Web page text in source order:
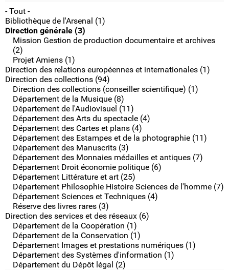
- Tout -
Bibliothèque de l'Arsenal (1)
Direction générale (3)
Mission Gestion de production documentaire et archives
(2)
Projet Amiens (1)
Direction des relations européennes et internationales (1)
Direction des collections (94)
Direction des collections (conseiller scientifique) (1)
Département de la Musique (8)
Département de l'Audiovisuel (11)
Département des Arts du spectacle (4)
Département des Cartes et plans (4)
Département des Estampes et de la photographie (11)
Département des Manuscrits (3)
Département des Monnaies médailles et antiques (7)
Département Droit économie politique (6)
Département Littérature et art (25)
Département Philosophie Histoire Sciences de l'homme (7)
Département Sciences et Techniques (4)
Réserve des livres rares (3)
Direction des services et des réseaux (6)
Département de la Coopération (1)
Département de la Conservation (1)
Département Images et prestations numériques (1)
Département des Systèmes d'information (1)
Département du Dépôt légal (2)